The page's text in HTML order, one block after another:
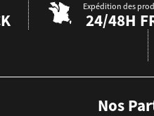
Expédition des
24/48H
Nos